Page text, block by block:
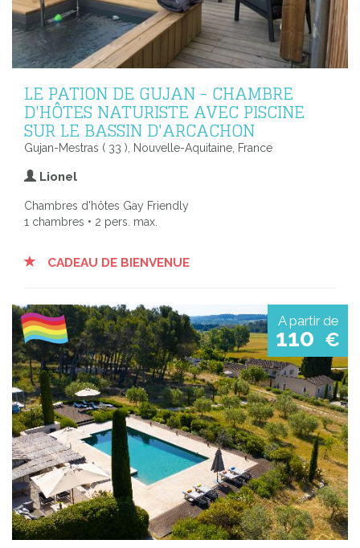
LE PATION DE GUJAN - CHAMBRE
D'HÔTES NATURISTE AVEC PISCINE
SUR LE BASSIN D'ARCACHON
Gujan-Mestras ( 33 ), Nouvelle-Aquitaine, France
Lionel
Chambres d'hôtes Gay Friendly
1 chambres • 2 pers. max.
CADEAU DE BIENVENUE
A partir de
110 €